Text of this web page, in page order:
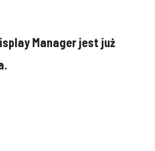
Manager jest już